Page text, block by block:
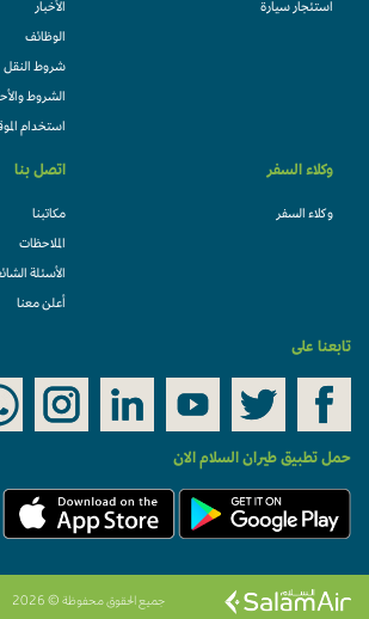
استئجار سيارة الأخبار
الوظائف
شروط النقل
الشروط والأحكام
استخدام الموقع
وكلاء السفر
وكلاء السفر
اتصل بنا
مكاتبنا
الملاحظات
الأسئلة الشائعة
أعلن معنا
تابعنا على
حمل تطبيق طيران السلام الان
جميع الحقوق محفوظة © 2026